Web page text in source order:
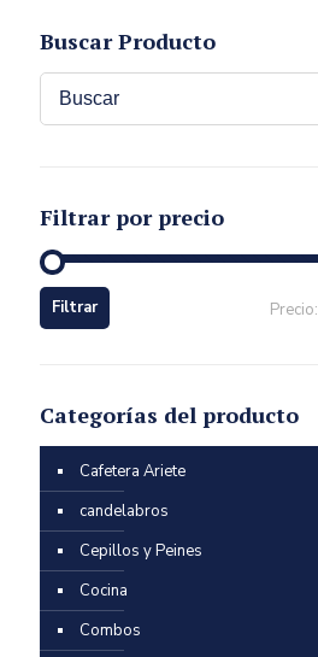
Buscar Producto
Filtrar por precio
Filtrar Precio:
Categorías del producto
Cafetera Ariete
candelabros
Cepillos y Peines
Cocina
Combos